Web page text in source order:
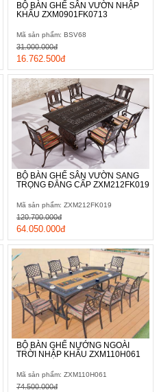
BỘ BÀN GHẾ SÂN VƯỜN NHẬP
KHẨU ZXM0901FK0713
Mã sản phẩm: BSV68
16.762.500đ
31.000.000đ
BỘ BÀN GHẾ SÂN VƯỜN SANG
TRỌNG ĐẲNG CẤP ZXM212FK019
Mã sản phẩm: ZXM212FK019
64.050.000đ
120.700.000đ
BỘ BÀN GHẾ NƯỚNG NGOÀI
TRỜI NHẬP KHẨU ZXM110H061
Mã sản phẩm: ZXM110H061
74.500.000đ